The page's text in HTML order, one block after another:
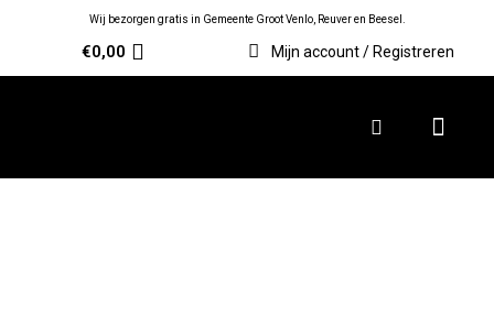
Wij bezorgen gratis in Gemeente Groot Venlo, Reuver en Beesel.
€0,00 Mijn account / Registreren